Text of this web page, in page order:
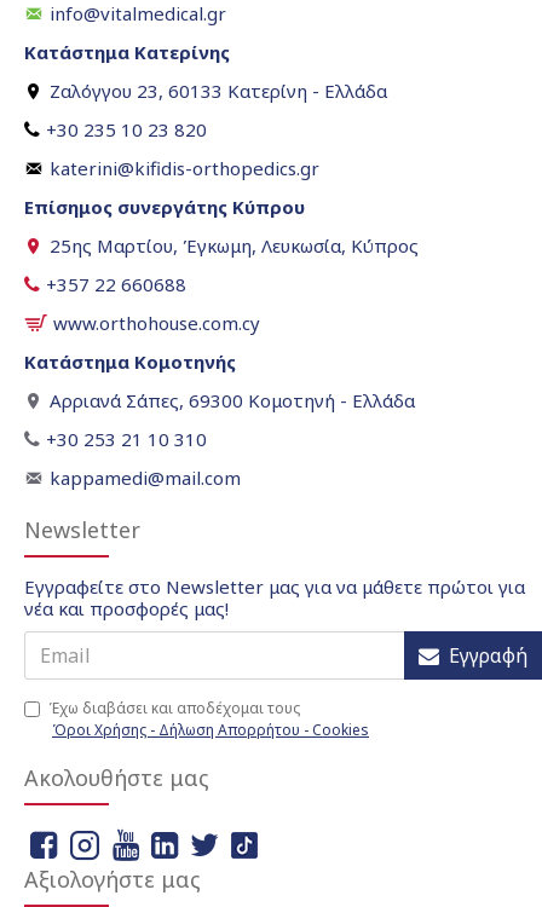
info@vitalmedical.gr
Κατάστημα Κατερίνης
Ζαλόγγου 23, 60133 Κατερίνη - Ελλάδα
+30 235 10 23 820
katerini@kifidis-orthopedics.gr
Επίσημος συνεργάτης Κύπρου
25ης Μαρτίου, Έγκωμη, Λευκωσία, Κύπρος
+357 22 660688
www.orthohouse.com.cy
Κατάστημα Κομοτηνής
Αρριανά Σάπες, 69300 Κομοτηνή - Ελλάδα
+30 253 21 10 310
kappamedi@mail.com
Newsletter
Εγγραφείτε στο Newsletter μας για να μάθετε πρώτοι για
νέα και προσφορές μας!
Εγγραφή
Έχω διαβάσει και αποδέχομαι τους
Όροι Χρήσης - Δήλωση Απορρήτου - Cookies
Ακολουθήστε μας
Αξιολογήστε μας